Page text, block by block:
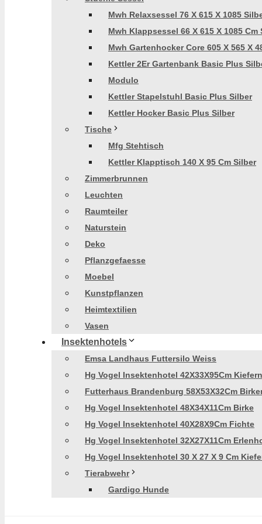
Mwh Relaxsessel 76 X 615 X 1085
Mwh Klappsessel 66 X 615 X 1085 Cm
Mwh Gartenhocker Core 605 X 565 X
Kettler 2Er Gartenbank Basic Plus
Modulo
Kettler Stapelstuhl Basic Plus Silber
Kettler Hocker Basic Plus Silber
Tische
Mfg Stehtisch
Kettler Klapptisch 140 X 95 Cm Silber
Zimmerbrunnen
Leuchten
Raumteiler
Naturstein
Deko
Pflanzgefaesse
Moebel
Kunstpflanzen
Heimtextilien
Vasen
Insektenhotels
Emsa Landhaus Futtersilo Weiss
Hg Vogel Insektenhotel 42X33X95Cm
Futterhaus Brandenburg 58X53X32Cm
Hg Vogel Insektenhotel 48X34X11Cm Birke
Hg Vogel Insektenhotel 40X28X9Cm Fichte
Hg Vogel Insektenhotel 32X27X11Cm
Hg Vogel Insektenhotel 30 X 27 X 9 Cm
Tierabwehr
Gardigo Hunde